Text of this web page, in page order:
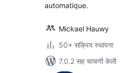
automatique.
Mickael Hauwy
50+ सक्रिय स्थापना
7.0.2 सह चाचणी केली